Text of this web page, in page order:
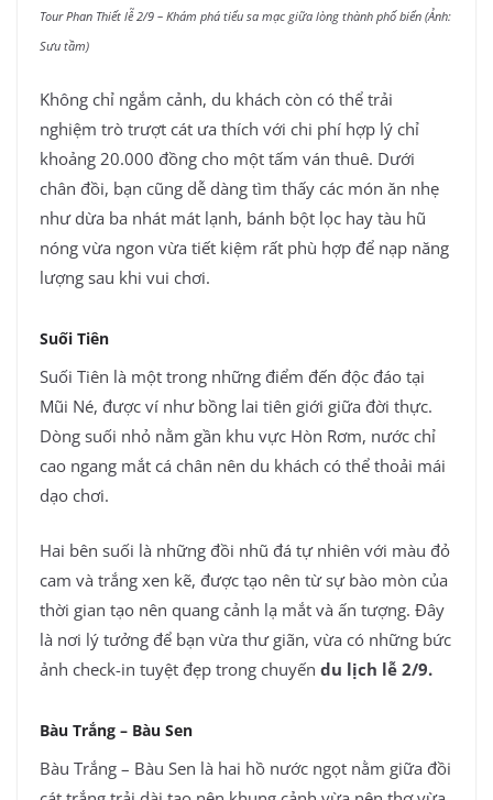
Tour Phan Thiết lễ 2/9 – Khám phá tiểu sa mạc giữa lòng thành phố biển (Ảnh:
Sưu tầm)
Không chỉ ngắm cảnh, du khách còn có thể trải
nghiệm trò trượt cát ưa thích với chi phí hợp lý chỉ
khoảng 20.000 đồng cho một tấm ván thuê. Dưới
chân đồi, bạn cũng dễ dàng tìm thấy các món ăn nhẹ
như dừa ba nhát mát lạnh, bánh bột lọc hay tàu hũ
nóng vừa ngon vừa tiết kiệm rất phù hợp để nạp năng
lượng sau khi vui chơi.
Suối Tiên
Suối Tiên là một trong những điểm đến độc đáo tại
Mũi Né, được ví như bồng lai tiên giới giữa đời thực.
Dòng suối nhỏ nằm gần khu vực Hòn Rơm, nước chỉ
cao ngang mắt cá chân nên du khách có thể thoải mái
dạo chơi.
Hai bên suối là những đồi nhũ đá tự nhiên với màu đỏ
cam và trắng xen kẽ, được tạo nên từ sự bào mòn của
thời gian tạo nên quang cảnh lạ mắt và ấn tượng. Đây
là nơi lý tưởng để bạn vừa thư giãn, vừa có những bức
ảnh check-in tuyệt đẹp trong chuyến du lịch lễ 2/9.
Bàu Trắng – Bàu Sen
Bàu Trắng – Bàu Sen là hai hồ nước ngọt nằm giữa đồi